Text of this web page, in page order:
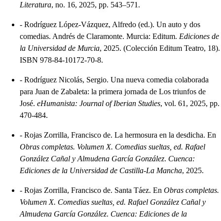
Literatura, no. 16, 2025, pp. 543–571.
- Rodríguez López-Vázquez, Alfredo (ed.). Un auto y dos
comedias. Andrés de Claramonte. Murcia: Editum. Ediciones de
la Universidad de Murcia, 2025. (Colección Editum Teatro, 18).
ISBN 978-84-10172-70-8.
- Rodríguez Nicolás, Sergio. Una nueva comedia colaborada
para Juan de Zabaleta: la primera jornada de Los triunfos de
José. eHumanista: Journal of Iberian Studies, vol. 61, 2025, pp.
470-484.
- Rojas Zorrilla, Francisco de. La hermosura en la desdicha. En
Obras completas. Volumen X. Comedias sueltas, ed. Rafael
González Cañal y Almudena García González. Cuenca:
Ediciones de la Universidad de Castilla-La Mancha, 2025.
- Rojas Zorrilla, Francisco de. Santa Táez. En Obras completas.
Volumen X. Comedias sueltas, ed. Rafael González Cañal y
Almudena García González. Cuenca: Ediciones de la